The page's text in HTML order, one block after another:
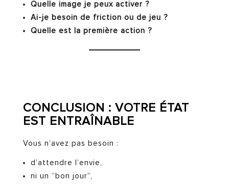
Quelle image je peux activer ?
Ai-je besoin de friction ou de jeu ?
Quelle est la première action ?
CONCLUSION : VOTRE ÉTAT
EST ENTRAÎNABLE
Vous n’avez pas besoin :
d’attendre l’envie,
ni un “bon jour”,